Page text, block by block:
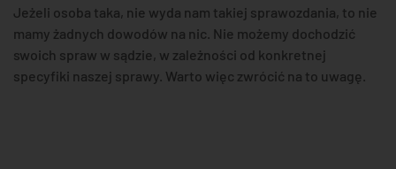
Jeżeli osoba taka, nie wyda nam takiej sprawozdania, to nie
mamy żadnych dowodów na nic. Nie możemy dochodzić
swoich spraw w sądzie, w zależności od konkretnej
specyfiki naszej sprawy. Warto więc zwrócić na to uwagę.